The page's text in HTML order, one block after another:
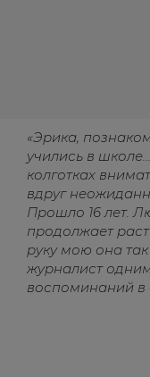
«Эрика,
учились в
колготках
вдруг
Прошло 16 лет.
продолжает
руку мою она
журналист
воспоминаний в